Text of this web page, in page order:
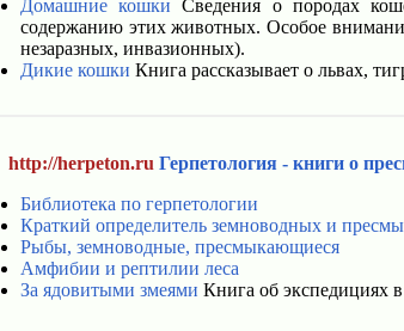
Домашние кошки Сведения о породах
содержанию этих животных. Особое
незаразных, инвазионных).
Дикие кошки Книга рассказывает о львах,
http://herpeton.ru Герпетология - книги о
Библиотека по герпетологии
Краткий определитель земноводных и
Рыбы, земноводные, пресмыкающиеся
Амфибии и рептилии леса
За ядовитыми змеями Книга об экспедициях